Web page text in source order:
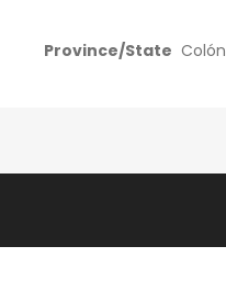
Province/State Colón
Riverside
$315,000